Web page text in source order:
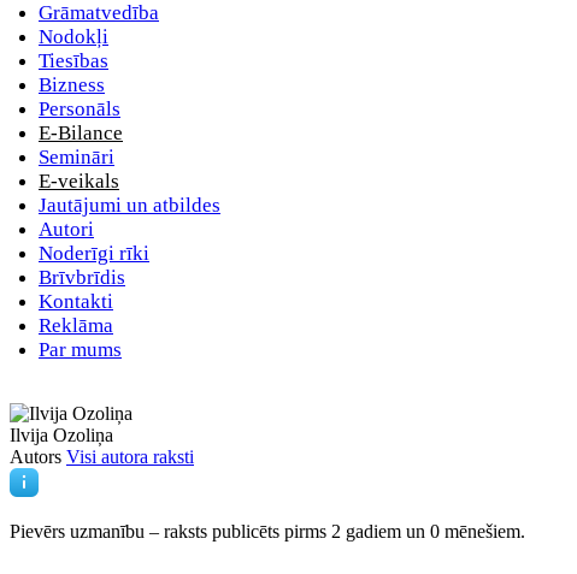
Grāmatvedība
Nodokļi
Tiesības
Bizness
Personāls
E-Bilance
Semināri
E-veikals
Jautājumi un atbildes
Autori
Noderīgi rīki
Brīvbrīdis
Kontakti
Reklāma
Par mums
Ilvija Ozoliņa
Autors Visi autora raksti
Pievērs uzmanību – raksts publicēts pirms 2 gadiem un 0 mēnešiem.